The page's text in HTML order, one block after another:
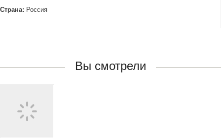
Страна: Россия
Вы смотрели